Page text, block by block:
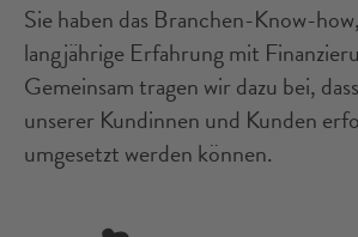
Sie haben das Branchen-Know-
langjährige Erfahrung mit
Gemeinsam tragen wir dazu bei,
unserer Kundinnen und Kunden
umgesetzt werden können.